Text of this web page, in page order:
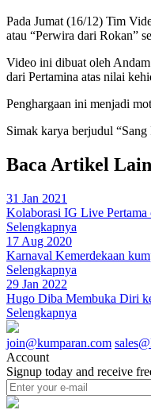
Pada Jumat (16/12) Tim
atau “Perwira dari Rokan”
Video ini dibuat oleh
dari Pertamina atas nilai
Penghargaan ini menjadi
Simak karya berjudul
Baca Artikel
31 Jan 2021
Kolaborasi IG Live Pertama
Selengkapnya
17 Aug 2020
Karnaval Kemerdekaan
Selengkapnya
29 Jan 2022
Hugo Diba Membuka Diri
Selengkapnya
join@kumparan.com
Account
Signup today and receive